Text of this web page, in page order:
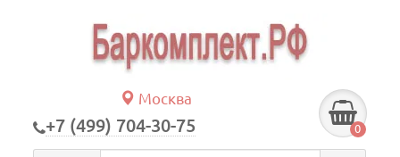
Москва
+7 (499) 704-30-75 0